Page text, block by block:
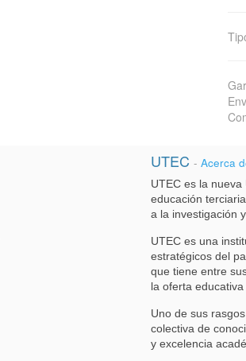
UTEC - Acerca
UTEC es la
educación
a la investigación
UTEC es una
estratégicos del
que tiene entre
la oferta
Uno de sus
colectiva de
y excelencia